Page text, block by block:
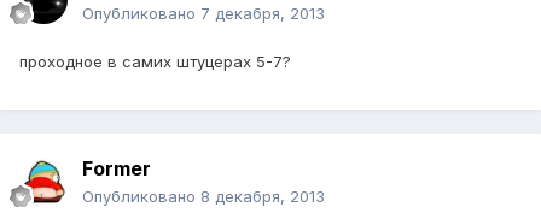
Опубликовано 7 декабря, 2013
проходное в самих штуцерах 5-7?
Former
Опубликовано 8 декабря, 2013